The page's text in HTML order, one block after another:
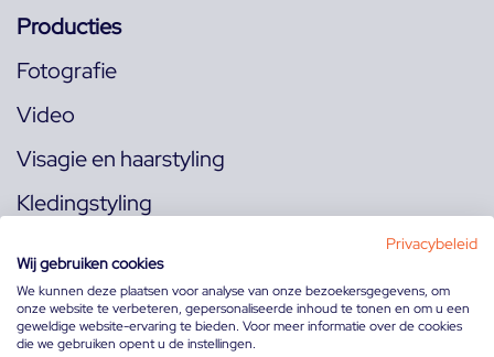
Producties
Fotografie
Video
Visagie en haarstyling
Kledingstyling
Volg ons op:
Privacybeleid
Wij gebruiken cookies
We kunnen deze plaatsen voor analyse van onze bezoekersgegevens, om
onze website te verbeteren, gepersonaliseerde inhoud te tonen en om u een
geweldige website-ervaring te bieden. Voor meer informatie over de cookies
die we gebruiken opent u de instellingen.